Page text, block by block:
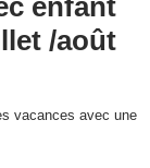
enfant
/août
vacances avec une